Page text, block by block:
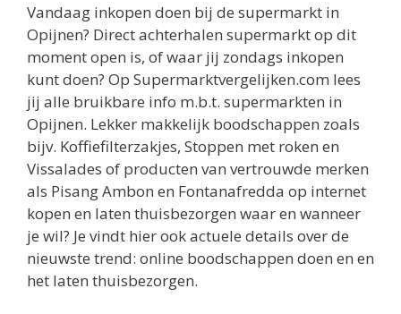
Vandaag inkopen doen bij de supermarkt in
Opijnen? Direct achterhalen supermarkt op dit
moment open is, of waar jij zondags inkopen
kunt doen? Op Supermarktvergelijken.com lees
jij alle bruikbare info m.b.t. supermarkten in
Opijnen. Lekker makkelijk boodschappen zoals
bijv. Koffiefilterzakjes, Stoppen met roken en
Vissalades of producten van vertrouwde merken
als Pisang Ambon en Fontanafredda op internet
kopen en laten thuisbezorgen waar en wanneer
je wil? Je vindt hier ook actuele details over de
nieuwste trend: online boodschappen doen en en
het laten thuisbezorgen.